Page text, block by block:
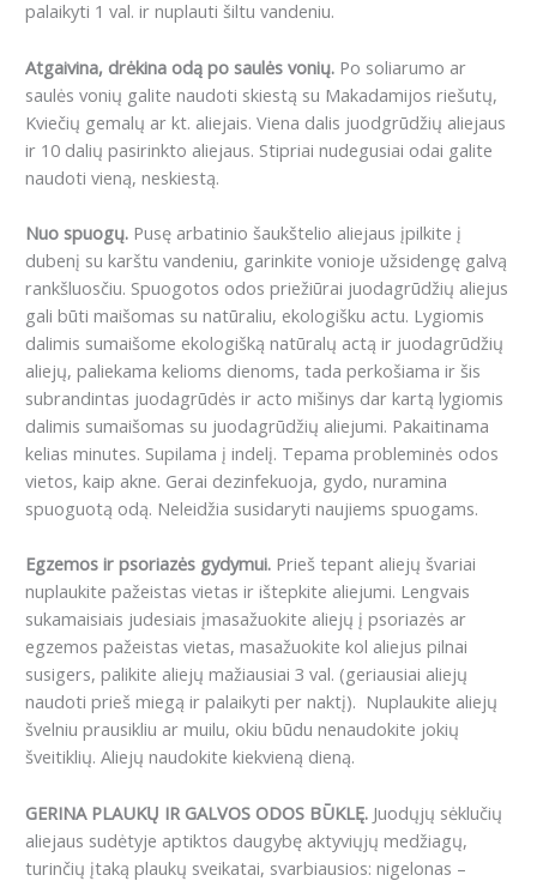
palaikyti 1 val. ir nuplauti šiltu vandeniu.
Atgaivina, drėkina odą po saulės vonių. Po soliarumo ar
saulės vonių galite naudoti skiestą su Makadamijos riešutų,
Kviečių gemalų ar kt. aliejais. Viena dalis juodgrūdžių aliejaus
ir 10 dalių pasirinkto aliejaus. Stipriai nudegusiai odai galite
naudoti vieną, neskiestą.
Nuo spuogų. Pusę arbatinio šaukštelio aliejaus įpilkite į
dubenį su karštu vandeniu, garinkite vonioje užsidengę galvą
rankšluosčiu. Spuogotos odos priežiūrai juodagrūdžių aliejus
gali būti maišomas su natūraliu, ekologišku actu. Lygiomis
dalimis sumaišome ekologišką natūralų actą ir juodagrūdžių
aliejų, paliekama kelioms dienoms, tada perkošiama ir šis
subrandintas juodagrūdės ir acto mišinys dar kartą lygiomis
dalimis sumaišomas su juodagrūdžių aliejumi. Pakaitinama
kelias minutes. Supilama į indelį. Tepama probleminės odos
vietos, kaip akne. Gerai dezinfekuoja, gydo, nuramina
spuoguotą odą. Neleidžia susidaryti naujiems spuogams.
Egzemos ir psoriazės gydymui. Prieš tepant aliejų švariai
nuplaukite pažeistas vietas ir ištepkite aliejumi. Lengvais
sukamaisiais judesiais įmasažuokite aliejų į psoriazės ar
egzemos pažeistas vietas, masažuokite kol aliejus pilnai
susigers, palikite aliejų mažiausiai 3 val. (geriausiai aliejų
naudoti prieš miegą ir palaikyti per naktį). Nuplaukite aliejų
švelniu prausikliu ar muilu, okiu būdu nenaudokite jokių
šveitiklių. Aliejų naudokite kiekvieną dieną.
GERINA PLAUKŲ IR GALVOS ODOS BŪKLĘ. Juodųjų sėklučių
aliejaus sudėtyje aptiktos daugybę aktyviųjų medžiagų,
turinčių įtaką plaukų sveikatai, svarbiausios: nigelonas –